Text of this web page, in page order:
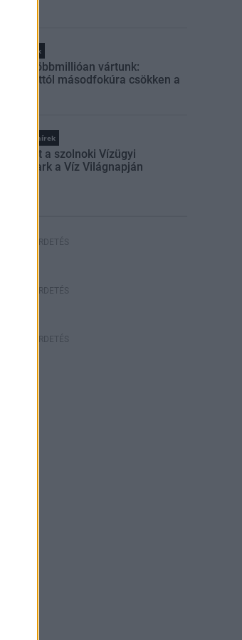
Helyi hírek
Amire többmillióan vártunk:
szombattól másodfokúra csökken a
Országos hírek
Megnyílt a szolnoki Vízügyi
Emlékpark a Víz Világnapján
HIRDETÉS
HIRDETÉS
HIRDETÉS